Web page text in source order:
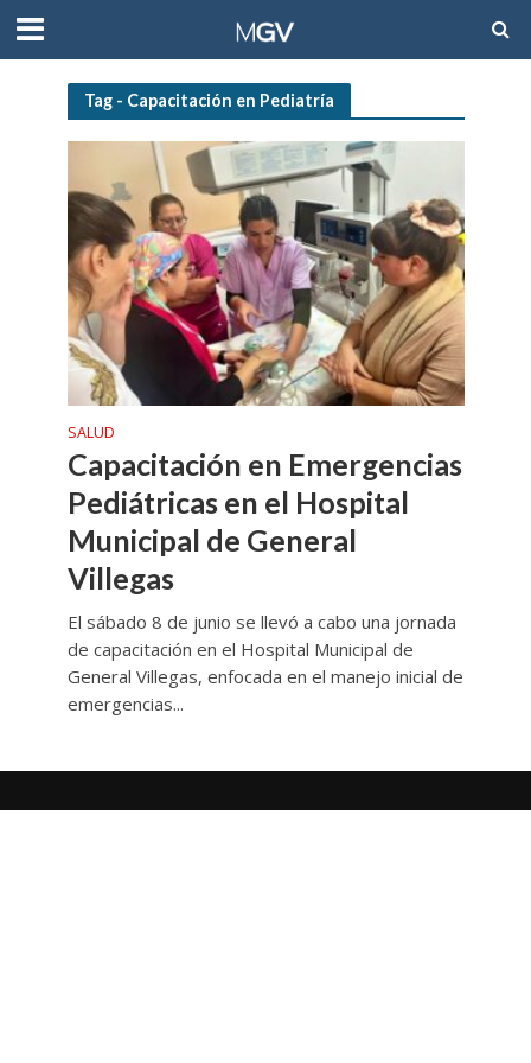
Tag - Capacitación en Pediatría
SALUD
Capacitación en Emergencias
Pediátricas en el Hospital
Municipal de General
Villegas
El sábado 8 de junio se llevó a cabo una jornada
de capacitación en el Hospital Municipal de
General Villegas, enfocada en el manejo inicial de
emergencias...